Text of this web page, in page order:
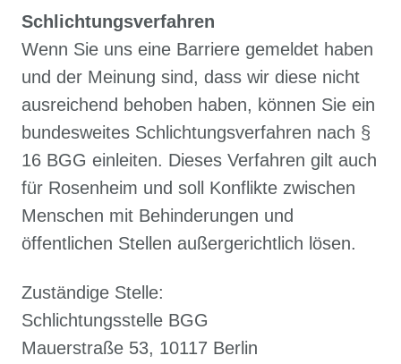
Schlichtungsverfahren
Wenn Sie uns eine Barriere gemeldet haben
und der Meinung sind, dass wir diese nicht
ausreichend behoben haben, können Sie ein
bundesweites Schlichtungsverfahren nach §
16 BGG einleiten. Dieses Verfahren gilt auch
für Rosenheim und soll Konflikte zwischen
Menschen mit Behinderungen und
öffentlichen Stellen außergerichtlich lösen.
Zuständige Stelle:
Schlichtungsstelle BGG
Mauerstraße 53, 10117 Berlin